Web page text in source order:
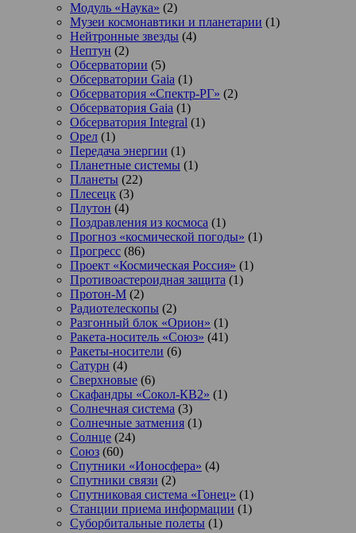
Модуль «Наука» (2)
Музеи космонавтики и планетарии (1)
Нейтронные звезды (4)
Нептун (2)
Обсерватории (5)
Обсерватории Gaia (1)
Обсерватория «Спектр-РГ» (2)
Обсерватория Gaia (1)
Обсерватория Integral (1)
Орел (1)
Передача энергии (1)
Планетные системы (1)
Планеты (22)
Плесецк (3)
Плутон (4)
Поздравления из космоса (1)
Прогноз «космической погоды» (1)
Прогресс (86)
Проект «Космическая Россия» (1)
Противоастероидная защита (1)
Протон-М (2)
Радиотелескопы (2)
Разгонный блок «Орион» (1)
Ракета-носитель «Союз» (41)
Ракеты-носители (6)
Сатурн (4)
Сверхновые (6)
Скафандры «Сокол-КВ2» (1)
Солнечная система (3)
Солнечные затмения (1)
Солнце (24)
Союз (60)
Спутники «Ионосфера» (4)
Спутники связи (2)
Спутниковая система «Гонец» (1)
Станции приема информации (1)
Суборбитальные полеты (1)